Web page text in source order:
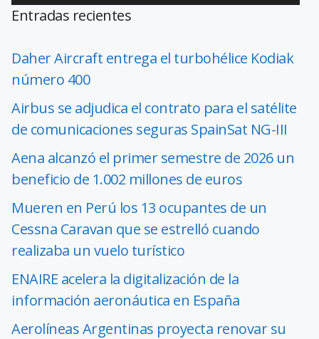
Entradas recientes
Daher Aircraft entrega el turbohélice Kodiak
número 400
Airbus se adjudica el contrato para el satélite
de comunicaciones seguras SpainSat NG-III
Aena alcanzó el primer semestre de 2026 un
beneficio de 1.002 millones de euros
Mueren en Perú los 13 ocupantes de un
Cessna Caravan que se estrelló cuando
realizaba un vuelo turístico
ENAIRE acelera la digitalización de la
información aeronáutica en España
Aerolíneas Argentinas proyecta renovar su